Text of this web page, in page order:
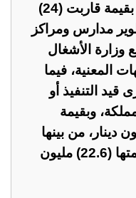
الفترة الماضية مشاريع تنموية بقيمة قاربت (24)
مدارس ومراكز
الأشغال
المعنية، فيما
التنفيذ أو
وبقيمة
إلى نحو (35) مليون دينار، من بينها
مشاريع شبه مكتملة تتجاوز قيمتها (22.6) مليون